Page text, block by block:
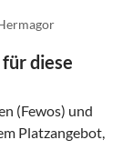
diese
(Fewos) und
Platzangebot,